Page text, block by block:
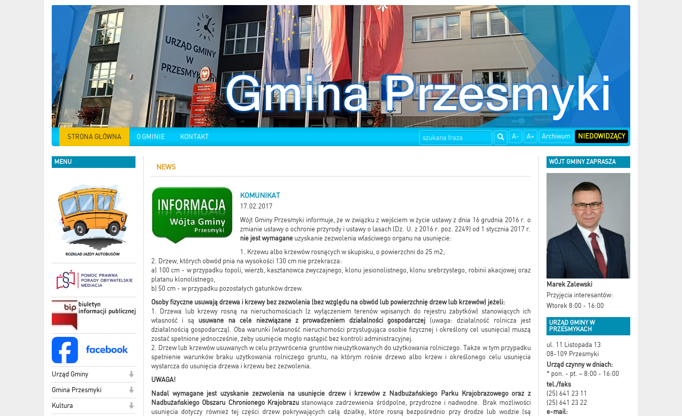
STRONA GŁÓWNA O GMINIE KONTAKT A- A+ Archiwum NIEDOWIDZĄCY
MENU
Urząd Gminy
Gmina Przesmyki
Kultura
NEWS
KOMUNIKAT
17.02.2017
Wójt Gminy Przesmyki informuje, że w związku z wejściem w życie ustawy z dnia 16 grudnia 2016 r. o
zmianie ustawy o ochronie przyrody i ustawy o lasach (Dz. U. z 2016 r. poz. 2249) od 1 stycznia 2017 r.
nie jest wymagane uzyskanie zezwolenia właściwego organu na usunięcie:
1. Krzewu albo krzewów rosnących w skupisku, o powierzchni do 25 m2;
2. Drzew, których obwód pnia na wysokości 130 cm nie przekracza:
a) 100 cm - w przypadku topoli, wierzb, kasztanowca zwyczajnego, klonu jesionolistnego, klonu srebrzystego, robinii akacjowej oraz
platanu klonolistnego,
b) 50 cm - w przypadku pozostałych gatunków drzew.
Osoby fizyczne usuwają drzewa i krzewy bez zezwolenia (bez względu na obwód lub powierzchnię drzew lub krzewów) jeżeli:
1. Drzewa lub krzewy rosną na nieruchomościach (z wyłączeniem terenów wpisanych do rejestru zabytków) stanowiących ich
własność i są usuwane na cele niezwiązane z prowadzeniem działalności gospodarczej (uwaga: działalność rolnicza jest
działalnością gospodarczą). Oba warunki (własność nieruchomości przysługująca osobie fizycznej i określony cel usunięcia) muszą
zostać spełnione jednocześnie, żeby usunięcie mogło nastąpić bez kontroli administracyjnej.
2. Drzew lub krzewów usuwanych w celu przywrócenia gruntów nieużytkowanych do użytkowania rolniczego. Także w tym przypadku
spełnienie warunków braku użytkowania rolniczego gruntu, na którym rośnie drzewo albo krzew i określonego celu usunięcia
wystarcza do usunięcia drzewa i krzewu bez zezwolenia.
UWAGA!
Nadal wymagane jest uzyskanie zezwolenia na usunięcie drzew i krzewów z Nadbużańskiego Parku Krajobrazowego oraz z
Nadbużańskiego Obszaru Chronionego Krajobrazustanowiące zadrzewienia śródpolne, przydrożne i nadwodne. Brak możliwości
usunięcia dotyczy również tej części drzew pokrywających całą działkę, które rosną bezpośrednio przy drodze lub wodzie (są
WÓJT GMINY ZAPRASZA
Marek Zalewski
Przyjęcia interesantów:
Wtorek 8:00 - 16:00
URZĄD GMINY W
PRZESMYKACH
ul. 11 Listopada 13
08-109 Przesmyki
Urząd czynny w dniach:
* pon. - pt. – 8:00 - 16:00
tel./faks
(25) 641 23 11
(25) 641 23 22
e-mail: